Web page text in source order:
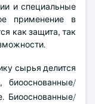
и специальные
применение в
как защита, так
сырья делится
биооснованные/
Биооснованные/